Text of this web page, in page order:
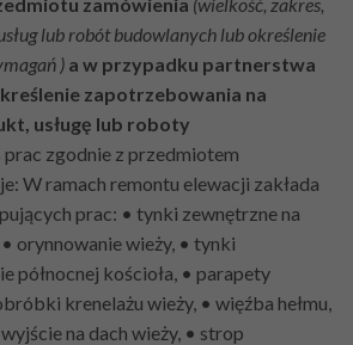
lub robót budowlanych lub określenie
) a w przypadku partnerstwa
zapotrzebowania na
usługę lub roboty
prac zgodnie z przedmiotem
W ramach remontu elewacji zakłada
prac: • tynki zewnętrzne na
orynnowanie wieży, • tynki
północnej kościoła, • parapety
krenelażu wieży, • więźba hełmu,
na dach wieży, • strop